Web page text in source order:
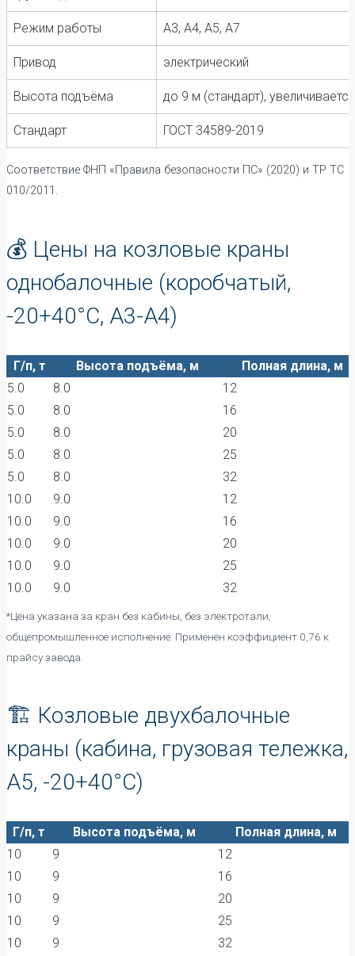
Режим работы А3, А4, А5, А7
Привод электрический
Высота подъёма до 9 м (стандарт), увеличивается
Стандарт ГОСТ 34589-2019
Соответствие ФНП «Правила безопасности ПС» (2020) и ТР ТС
010/2011.
💰 Цены на козловые краны
однобалочные (коробчатый,
-20+40°C, А3-А4)
Г/п, т Высота подъёма, м
Полная длина, м
5.0
8.0
12
5.0
8.0
16
5.0
8.0
20
5.0
8.0
25
5.0
8.0
32
10.0
9.0
12
10.0
9.0
16
10.0
9.0
20
10.0
9.0
25
10.0
9.0 32
*Цена указана за кран без кабины, без электротали,
общепромышленное исполнение. Применён коэффициент 0,76 к
прайсу завода.
🏗️ Козловые двухбалочные
краны (кабина, грузовая тележка,
А5, -20+40°C)
Г/п, т Высота подъёма, м
Полная длина, м
10
9
12
10
9
16
10
9
20
10
9
25
10
9
32